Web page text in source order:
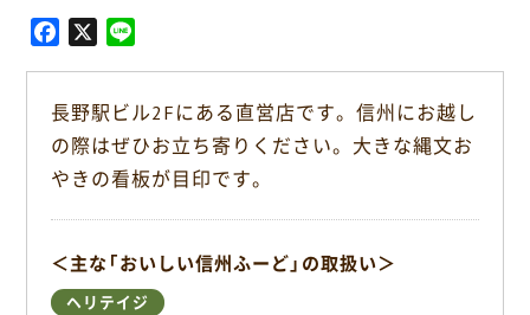
e
b
o
X
e
長野駅ビル2Fにある直営店です。信州にお越し
の際はぜひお立ち寄りください。大きな縄文お
やきの看板が目印です。
＜主な「おいしい信州ふーど」の取扱い＞
ヘリテイジ